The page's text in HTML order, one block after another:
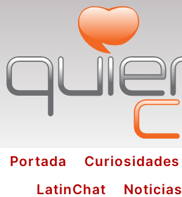
Portada Curiosidades
LatinChat
Noticias